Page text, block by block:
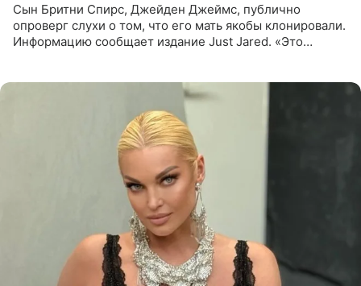
Сын Бритни Спирс, Джейден Джеймс, публично
опроверг слухи о том, что его мать якобы клонировали.
Информацию сообщает издание Just Jared. «Это